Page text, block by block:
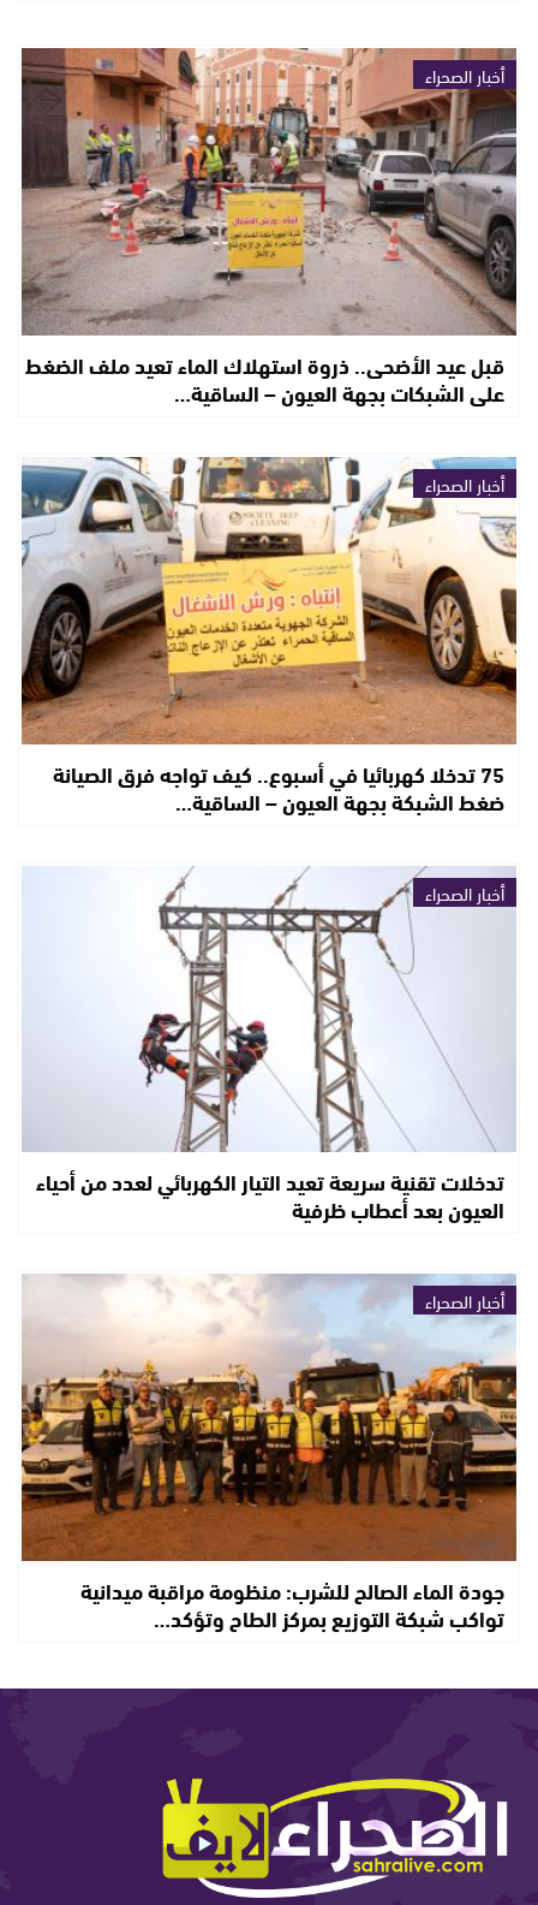
أخبار الصحراء
قبل عيد الأضحى.. ذروة استهلاك الماء تعيد ملف الضغط
على الشبكات بجهة العيون – الساقية…
أخبار الصحراء
75 تدخلا كهربائيا في أسبوع.. كيف تواجه فرق الصيانة
ضغط الشبكة بجهة العيون – الساقية…
أخبار الصحراء
تدخلات تقنية سريعة تعيد التيار الكهربائي لعدد من أحياء
العيون بعد أعطاب ظرفية
أخبار الصحراء
جودة الماء الصالح للشرب: منظومة مراقبة ميدانية
تواكب شبكة التوزيع بمركز الطاح وتؤكد…